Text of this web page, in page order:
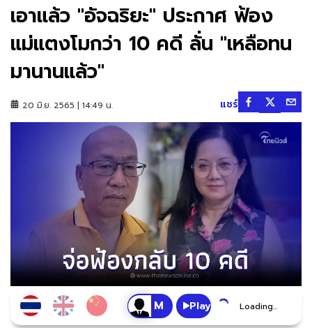
เอาแล้ว "อัจฉริยะ" ประกาศ ฟ้อง
แม่แตงโมกว่า 10 คดี ลั่น "เหลือทน
มานานแล้ว"
20 มิ.ย. 2565 | 14:49 น. แชร์
Play Loading...